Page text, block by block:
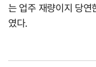
는 업주 재량이지 당
였다.